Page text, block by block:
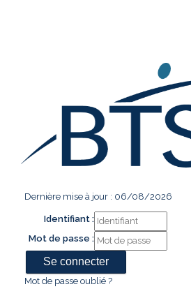
Dernière mise à jour : 06/08/2026
Identifiant :
Mot de passe :
Mot de passe oublié ?